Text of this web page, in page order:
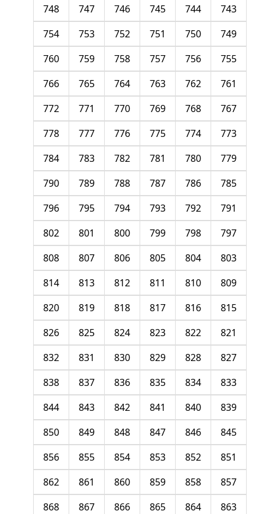
743
744
745
746
747
748
749
750
751
752
753
754
755
756
757
758
759
760
761
762
763
764
765
766
767
768
769
770
771
772
773
774
775
776
777
778
779
780
781
782
783
784
785
786
787
788
789
790
791
792
793
794
795
796
797
798
799
800
801
802
803
804
805
806
807
808
809
810
811
812
813
814
815
816
817
818
819
820
821
822
823
824
825
826
827
828
829
830
831
832
833
834
835
836
837
838
839
840
841
842
843
844
845
846
847
848
849
850
851
852
853
854
855
856
857
858
859
860
861
862
863
864
865
866
867
868